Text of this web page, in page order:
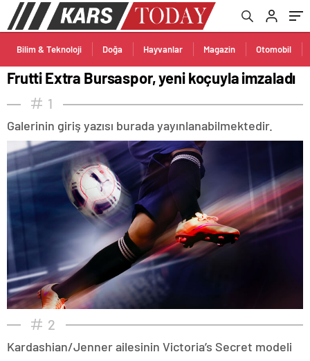
Bilim & Teknoloji Doğa Hayvanlar Magazin Otomobil
Frutti Extra Bursaspor, yeni koçuyla imzaladı
1
Galerinin giriş yazısı burada yayınlanabilmektedir.
2
Kardashian/Jenner ailesinin Victoria’s Secret modeli